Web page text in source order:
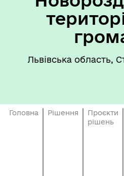
Львівська область,
Головна Рішення
Проєкти
рішень